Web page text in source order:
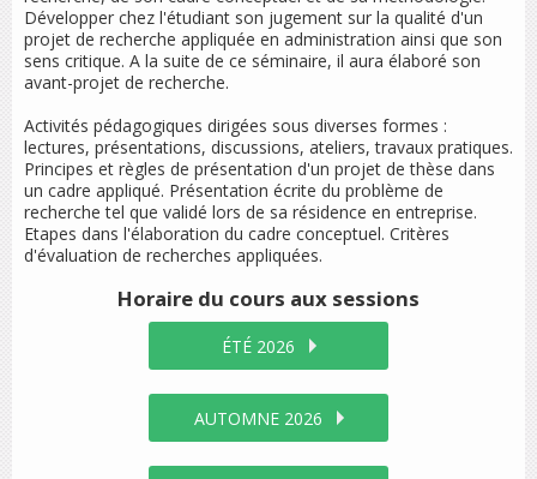
Développer chez l'étudiant son jugement sur la qualité d'un
projet de recherche appliquée en administration ainsi que son
sens critique. A la suite de ce séminaire, il aura élaboré son
avant-projet de recherche.
Activités pédagogiques dirigées sous diverses formes :
lectures, présentations, discussions, ateliers, travaux pratiques.
Principes et règles de présentation d'un projet de thèse dans
un cadre appliqué. Présentation écrite du problème de
recherche tel que validé lors de sa résidence en entreprise.
Etapes dans l'élaboration du cadre conceptuel. Critères
d'évaluation de recherches appliquées.
Horaire du cours aux sessions
ÉTÉ 2026
AUTOMNE 2026